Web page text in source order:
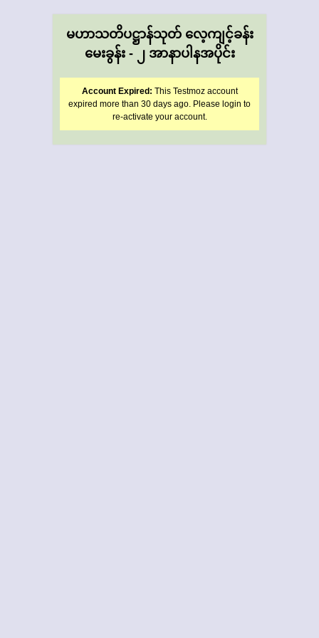
မဟာသတိပဋ္ဌာန်သုတ် လေ့ကျင့်ခန်း
မေးခွန်း - ၂ အာနာပါနအပိုင်း
Account Expired: This Testmoz account
expired more than 30 days ago. Please login to
re-activate your account.